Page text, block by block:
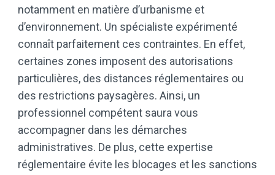
notamment en matière d’urbanisme et
d’environnement. Un spécialiste expérimenté
connaît parfaitement ces contraintes. En effet,
certaines zones imposent des autorisations
particulières, des distances réglementaires ou
des restrictions paysagères. Ainsi, un
professionnel compétent saura vous
accompagner dans les démarches
administratives. De plus, cette expertise
réglementaire évite les blocages et les sanctions